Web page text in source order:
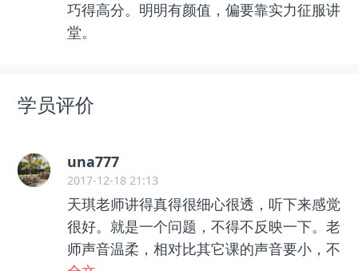
巧得高分。明明有颜值，偏要靠实力征服讲
堂。
学员评价
una777
2017-12-18 21:13
天琪老师讲得真得很细心很透，听下来感觉
很好。就是一个问题，不得不反映一下。老
师声音温柔，相对比其它课的声音要小，不